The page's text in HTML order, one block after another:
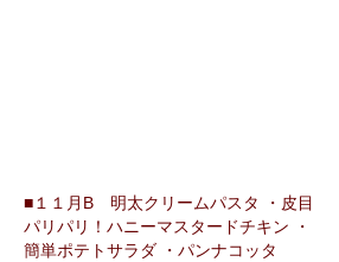
■１１月B 明太クリームパスタ ・皮目
パリパリ！ハニーマスタードチキン ・
簡単ポテトサラダ ・パンナコッタ